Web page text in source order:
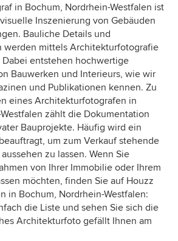
in Bochum, Nordrhein-Westfalen ist
Inszenierung von Gebäuden
Bauliche Details und
werden mittels Architekturfotografie
Dabei entstehen hochwertige
Bauwerken und Interieurs, wie wir
und Publikationen kennen. Zu
eines Architekturfotografen in
zählt die Dokumentation
Bauprojekte. Häufig wird ein
um zum Verkauf stehende
zu lassen. Wenn Sie
von Ihrer Immobilie oder Ihrem
möchten, finden Sie auf Houzz
in Bochum, Nordrhein-Westfalen:
die Liste und sehen Sie sich die
Architekturfoto gefällt Ihnen am